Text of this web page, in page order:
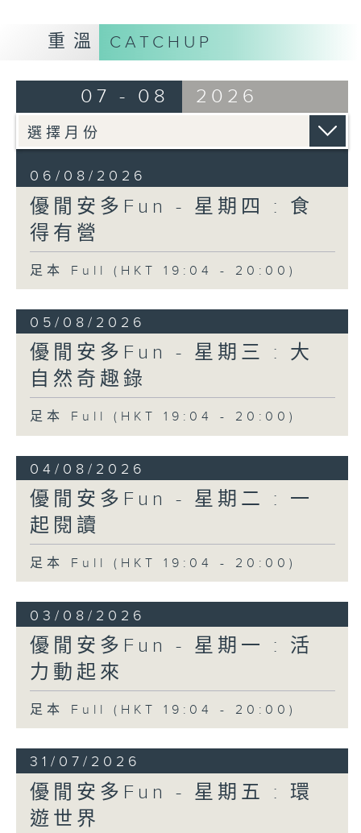
重溫 CATCHUP
07 - 08 2026
06/08/2026
優閒安多Fun - 星期四 : 食
得有營
足本 Full (HKT 19:04 - 20:00)
05/08/2026
優閒安多Fun - 星期三 : 大
自然奇趣錄
足本 Full (HKT 19:04 - 20:00)
04/08/2026
優閒安多Fun - 星期二 : 一
起閱讀
足本 Full (HKT 19:04 - 20:00)
03/08/2026
優閒安多Fun - 星期一 : 活
力動起來
足本 Full (HKT 19:04 - 20:00)
31/07/2026
優閒安多Fun - 星期五 : 環
遊世界